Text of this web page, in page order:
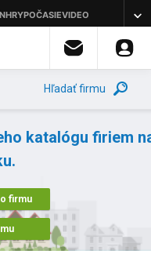
Hľadať firmu
katalógu firiem
firmu